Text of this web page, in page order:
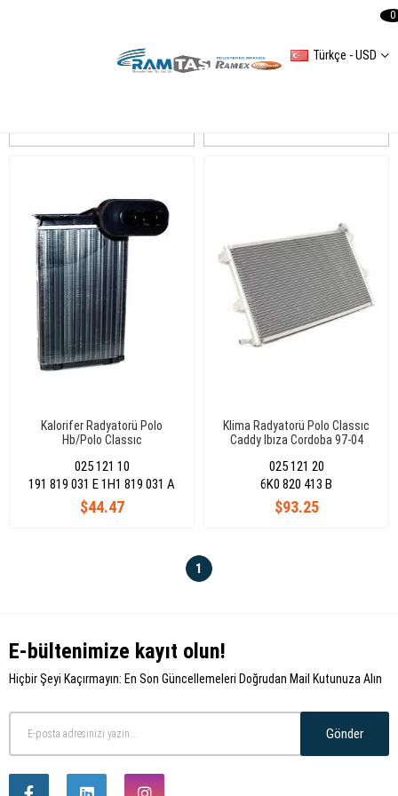
Türkçe - USD
0
Kalorifer Radyatorü Polo
Hb/Polo Classıc
025 121 10
$44.47
191 819 031 E 1H1 819 031 A
Klima Radyatorü Polo Classıc
Caddy Ibıza Cordoba 97-04
025 121 20
$93.25
6K0 820 413 B
1
E-bültenimize kayıt olun!
Hiçbir Şeyi Kaçırmayın: En Son Güncellemeleri Doğrudan Mail Kutunuza Alın
Gönder